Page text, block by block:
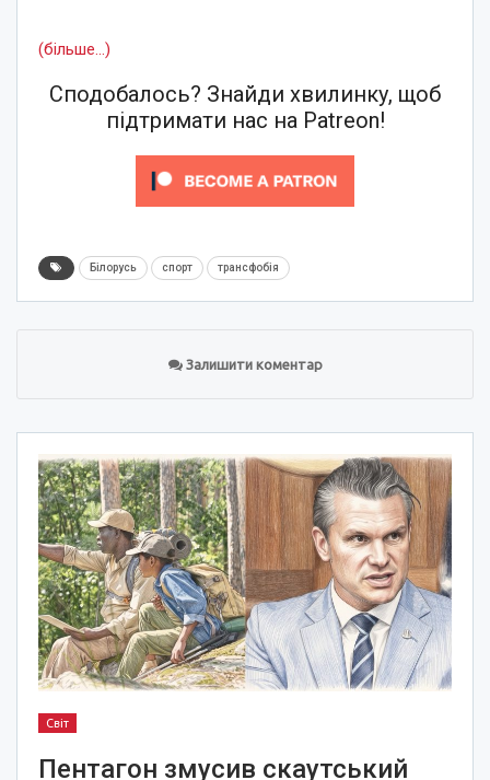
(більше…)
Сподобалось? Знайди хвилинку, щоб
підтримати нас на Patreon!
Білорусь спорт трансфобія
Залишити коментар
Світ
Пентагон змусив скаутський